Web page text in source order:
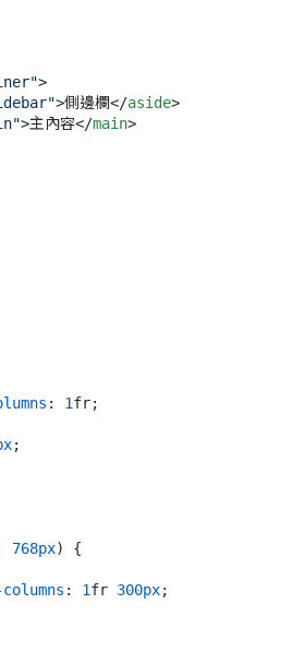
>
>側邊欄</aside>
>主內容</main>
: 1fr;
;
768px) {
: 1fr 300px;